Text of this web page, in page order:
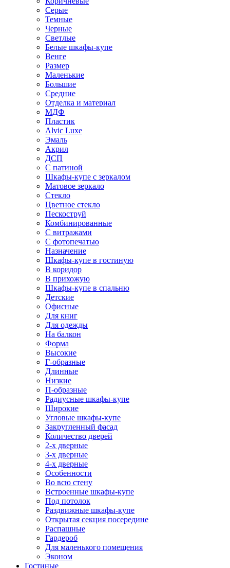
Серые
Темные
Черные
Светлые
Белые шкафы-купе
Венге
Размер
Маленькие
Большие
Средние
Отделка и материал
МДФ
Пластик
Alvic Luxe
Эмаль
Акрил
ДСП
С патиной
Шкафы-купе с зеркалом
Матовое зеркало
Стекло
Цветное стекло
Пескоструй
Комбинированные
С витражами
С фотопечатью
Назначение
Шкафы-купе в гостиную
В коридор
В прихожую
Шкафы-купе в спальню
Детские
Офисные
Для книг
Для одежды
На балкон
Форма
Высокие
Г-образные
Длинные
Низкие
П-образные
Радиусные шкафы-купе
Широкие
Угловые шкафы-купе
Закругленный фасад
Количество дверей
2-х дверные
3-х дверные
4-х дверные
Особенности
Во всю стену
Встроенные шкафы-купе
Под потолок
Раздвижные шкафы-купе
Открытая секция посередине
Распашные
Гардероб
Для маленького помещения
Эконом
Гостиные